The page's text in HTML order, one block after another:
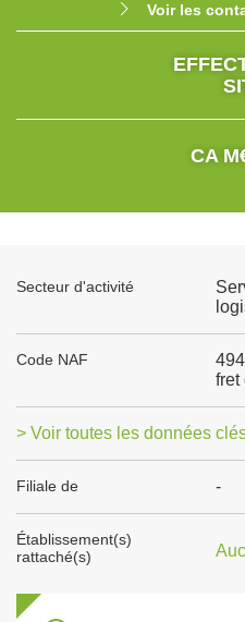
Voir les
CA
Secteur d'activité
Code NAF
fret
> Voir toutes les données
Filiale de -
Établissement(s)
rattaché(s)